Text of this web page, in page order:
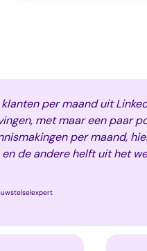
maand uit LinkedIn, 100
maar een paar posts,
per maand, hiervan is
helft uit het webinar."